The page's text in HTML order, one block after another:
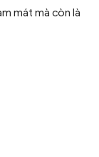
mát mà còn là